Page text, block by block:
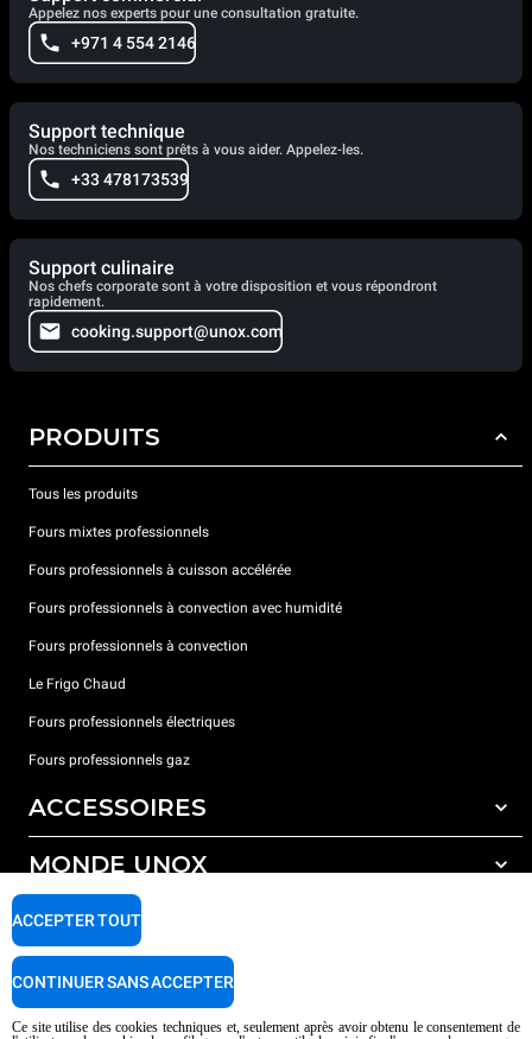
Appelez nos experts pour une consultation gratuite.
+971 4 554 2146
Support technique
Nos techniciens sont prêts à vous aider. Appelez-les.
+33 478173539
Support culinaire
Nos chefs corporate sont à votre disposition et vous répondront
rapidement.
cooking.support@unox.com
PRODUITS
Tous les produits
Fours mixtes professionnels
Fours professionnels à cuisson accélérée
Fours professionnels à convection avec humidité
Fours professionnels à convection
Le Frigo Chaud
Fours professionnels électriques
Fours professionnels gaz
ACCESSOIRES
Tous les accessoires
Détergents pour lavage automatique
Détergents pour lavage manuel
Traitement de l'eau avec filtres à résine
MONDE UNOX
Nos bureaux dans le monde
SUPPORT
Garantie Unox
Ce site utilise des cookies techniques et, seulement après avoir obtenu le consentement de
ACCEPTER TOUT
CONTINUER SANS ACCEPTER